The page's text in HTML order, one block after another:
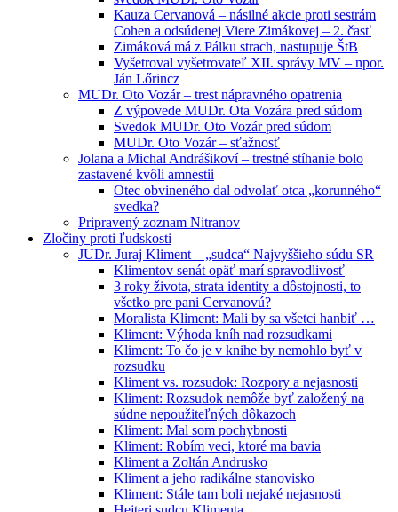
Kauza Cervanová – násilné akcie proti sestrám
Cohen a odsúdenej Viere Zimákovej – 2. časť
Zimáková má z Pálku strach, nastupuje ŠtB
Vyšetroval vyšetrovateľ XII. správy MV – npor.
Ján Lőrincz
MUDr. Oto Vozár – trest nápravného opatrenia
Z výpovede MUDr. Ota Vozára pred súdom
Svedok MUDr. Oto Vozár pred súdom
MUDr. Oto Vozár – sťažnosť
Jolana a Michal Andrášikoví – trestné stíhanie bolo
zastavené kvôli amnestii
Otec obvineného dal odvolať otca „korunného“
svedka?
Pripravený zoznam Nitranov
Zločiny proti ľudskosti
JUDr. Juraj Kliment – „sudca“ Najvyššieho súdu SR
Klimentov senát opäť marí spravodlivosť
3 roky života, strata identity a dôstojnosti, to
všetko pre pani Cervanovú?
Moralista Kliment: Mali by sa všetci hanbiť …
Kliment: Výhoda kníh nad rozsudkami
Kliment: To čo je v knihe by nemohlo byť v
rozsudku
Kliment vs. rozsudok: Rozpory a nejasnosti
Kliment: Rozsudok nemôže byť založený na
súdne nepoužiteľných dôkazoch
Kliment: Mal som pochybnosti
Kliment: Robím veci, ktoré ma bavia
Kliment a Zoltán Andrusko
Kliment a jeho radikálne stanovisko
Kliment: Stále tam boli nejaké nejasnosti